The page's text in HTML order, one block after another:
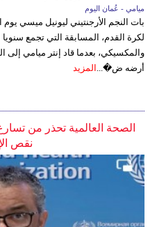
ميامي - عُمان اليوم
بات النجم الأرجنتيني ليونيل ميسي
لكرة القدم، المسابقة التي تجمع سنويا
أرضه ض�... المزيد
الصحة العالمية تحذر من
نقص